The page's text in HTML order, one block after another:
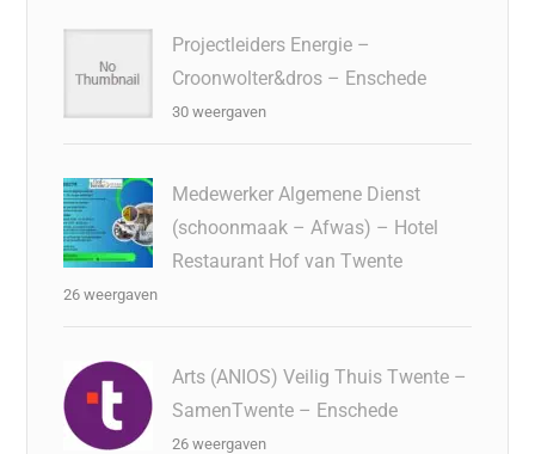
Projectleiders Energie –
Croonwolter&dros – Enschede
30 weergaven
Medewerker Algemene Dienst
(schoonmaak – Afwas) – Hotel
Restaurant Hof van Twente
26 weergaven
Arts (ANIOS) Veilig Thuis Twente –
SamenTwente – Enschede
26 weergaven